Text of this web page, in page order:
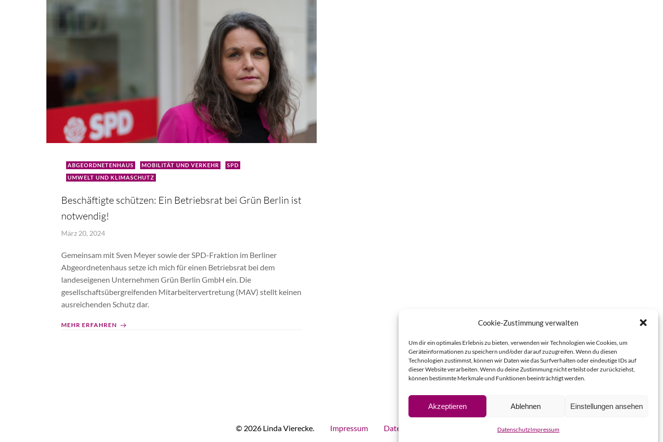
Cookie-Zustimmung verwalten
Um dir ein optimales Erlebnis zu bieten, verwenden wir Technologien wie Cookies, um
Geräteinformationen zu speichern und/oder darauf zuzugreifen. Wenn du diesen
Technologien zustimmst, können wir Daten wie das Surfverhalten oder eindeutige IDs auf
dieser Website verarbeiten. Wenn du deine Zustimmung nicht erteilst oder zurückziehst,
können bestimmte Merkmale und Funktionen beeinträchtigt werden.
Akzeptieren Ablehnen Einstellungen ansehen
DatenschutzImpressum
ABGEORDNETENHAUS MOBILITÄT UND VERKEHR
SPD
UMWELT UND KLIMASCHUTZ
Beschäftigte schützen: Ein Betriebsrat bei Grün Berlin ist
notwendig!
März 20, 2024
Gemeinsam mit Sven Meyer sowie der SPD-Fraktion im Berliner
Abgeordnetenhaus setze ich mich für einen Betriebsrat bei dem
landeseigenen Unternehmen Grün Berlin GmbH ein. Die
gesellschaftsübergreifenden Mitarbeitervertretung (MAV) stellt keinen
ausreichenden Schutz dar.
MEHR ERFAHREN
© 2026 Linda Vierecke. Impressum Datenschutz